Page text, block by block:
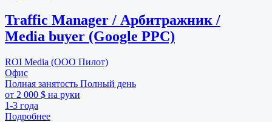
Traffic Manager / Арбитражник /
Media buyer (Google PPC)
ROI Media (ООО Пилот)
Офис
Полная занятость Полный день
от 2 000 $ на руки
1-3 года
Подробнее